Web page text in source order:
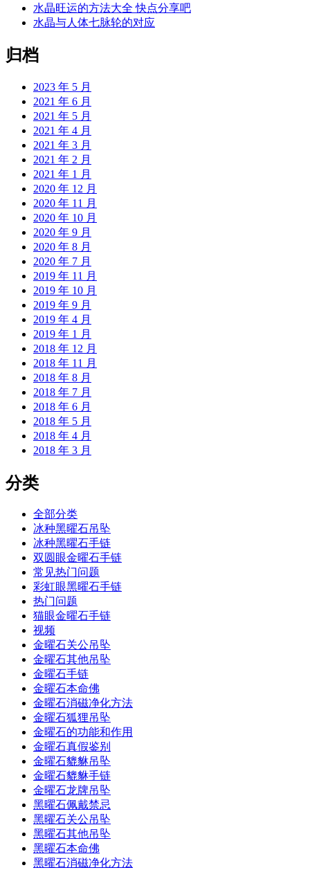
水晶旺运的方法大全 快点分享吧
水晶与人体七脉轮的对应
归档
2023 年 5 月
2021 年 6 月
2021 年 5 月
2021 年 4 月
2021 年 3 月
2021 年 2 月
2021 年 1 月
2020 年 12 月
2020 年 11 月
2020 年 10 月
2020 年 9 月
2020 年 8 月
2020 年 7 月
2019 年 11 月
2019 年 10 月
2019 年 9 月
2019 年 4 月
2019 年 1 月
2018 年 12 月
2018 年 11 月
2018 年 8 月
2018 年 7 月
2018 年 6 月
2018 年 5 月
2018 年 4 月
2018 年 3 月
分类
全部分类
冰种黑曜石吊坠
冰种黑曜石手链
双圆眼金曜石手链
常见热门问题
彩虹眼黑曜石手链
热门问题
猫眼金曜石手链
视频
金曜石关公吊坠
金曜石其他吊坠
金曜石手链
金曜石本命佛
金曜石消磁净化方法
金曜石狐狸吊坠
金曜石的功能和作用
金曜石真假鉴别
金曜石貔貅吊坠
金曜石貔貅手链
金曜石龙牌吊坠
黑曜石佩戴禁忌
黑曜石关公吊坠
黑曜石其他吊坠
黑曜石本命佛
黑曜石消磁净化方法